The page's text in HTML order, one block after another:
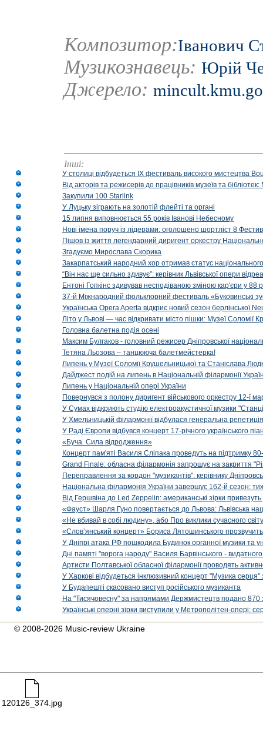
Композитор:Іванович
Музикознавець: Юрій
Джерело:
Інші:
У столиці відбудеться IX фестиваль високого мистецтва
Від акторів та режисерів до працівників музеїв та
Закупили 100 Starlink
У Луцьку зіграють на золотій флейті та органі
15 липня виповнюється 55 років Іванові Небесному
Нові імена поруч із лідерами: оголошено шортліст 8
Пішов із життя легендарний диригент оркестру
Згадуємо Мирослава Скорика
Закарпатський народний хор отримав статус національного
“Він нас ще сильно здивує”: керівник Львівської опери
Ентоні Гопкінс здивував несподіваною зміною кар'єри у 88
37-й Міжнародний фольклорний фестиваль «Буковинські
Українська Opera Aperta відкриє новий сезон берлінської
Літо у Львові — час відкривати місто пішки: Музеї Соломії
Головна балетна подія осені
Максим Булгаков - головний режисер Дніпровської
Тетяна Льозова – танцююча балетмейстерка!
Липень у Музеї Соломії Крушельницької та Станіслава
Дайджест подій на липень в Національній філармонії
Липень у Національній опері України
Повернувся з полону диригент військового оркестру 12-ї
У Сумах відкриють студію електроакустичної музики
У Хмельницькій філармонії відбулася генеральна
У Раді Європи відбувся концерт 17-річного українського
«Буча. Сила відродження»
Концерт пам'яті Василя Сліпака проведуть на підтримку
Grand Finale: обласна філармонія запрошує на закриття
Переправлення за кордон "музикантів": керівнику
Національна філармонія України завершує 162-й сезон:
Від Гершвіна до Led Zeppelin: американські зірки
«Фауст» Шарля Гуно повертається до Львова: Львівська
«Не вбивай в собі людину», або Про виклики сучасного світу
«Слов’янський концерт» Бориса Лятошинського
У Дніпрі атака РФ пошкодила Будинок органної музики та
Дні памяті "ворога народу" Василя Барвінського -
Артисти Полтавської обласної філармонії проводять
У Харкові відбудеться інклюзивний концерт "Музика
У Будапешті скасовано виступ російського музиканта
На "Тисячовесну" за напрямами Держмистецтв подано 870
Українські оперні зірки виступили у Метрополітен-опері:
© 2008-2026 Music-review Ukraine
120126_374.jpg